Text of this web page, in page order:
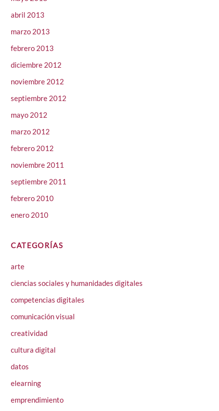
abril 2013
marzo 2013
febrero 2013
diciembre 2012
noviembre 2012
septiembre 2012
mayo 2012
marzo 2012
febrero 2012
noviembre 2011
septiembre 2011
febrero 2010
enero 2010
CATEGORÍAS
arte
ciencias sociales y humanidades digitales
competencias digitales
comunicación visual
creatividad
cultura digital
datos
elearning
emprendimiento